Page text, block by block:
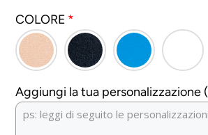
COLORE
Aggiungi la tua personalizzazione